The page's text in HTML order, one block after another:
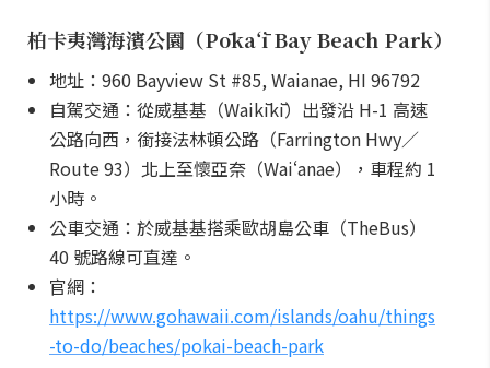
柏卡夷灣海濱公園（Pōkaʻī Bay Beach Park）
地址：960 Bayview St #85, Waianae, HI 96792
自駕交通：從威基基（Waikīkī）出發沿 H-1 高速
公路向西，銜接法林頓公路（Farrington Hwy／
Route 93）北上至懷亞奈（Waiʻanae），車程約 1
小時。
公車交通：於威基基搭乘歐胡島公車（TheBus）
40 號路線可直達。
官網：
https://www.gohawaii.com/islands/oahu/things
-to-do/beaches/pokai-beach-park